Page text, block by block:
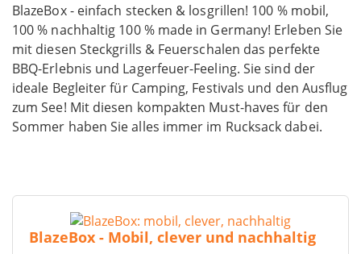
BlazeBox - einfach stecken & losgrillen! 100 % mobil,
100 % nachhaltig 100 % made in Germany! Erleben Sie
mit diesen Steckgrills & Feuerschalen das perfekte
BBQ-Erlebnis und Lagerfeuer-Feeling. Sie sind der
ideale Begleiter für Camping, Festivals und den Ausflug
zum See! Mit diesen kompakten Must-haves für den
Sommer haben Sie alles immer im Rucksack dabei.
BlazeBox - Mobil, clever und nachhaltig